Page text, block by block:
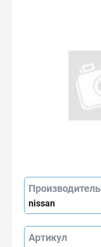
Производитель
nissan
Артикул